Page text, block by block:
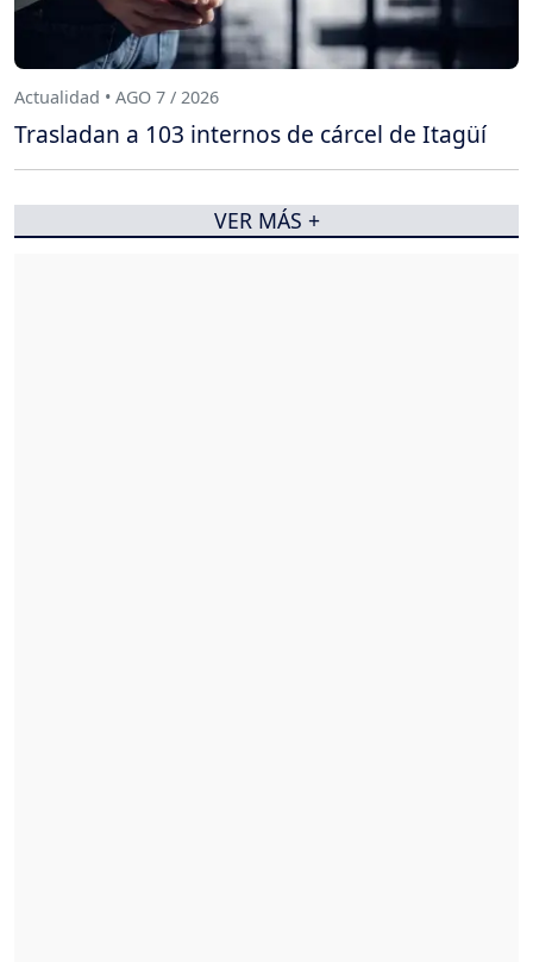
Actualidad • AGO 7 / 2026
Trasladan a 103 internos de cárcel de Itagüí
VER MÁS +